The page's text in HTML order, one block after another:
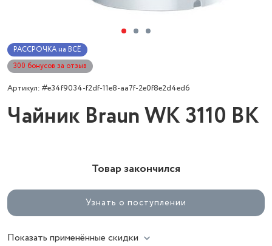
РАССРОЧКА на ВСЁ
300 бонусов за отзыв
Артикул: #e34f9034-f2df-11e8-aa7f-2e0f8e2d4ed6
Чайник Braun WK 3110 BK
Товар закончился
Узнать о поступлении
Показать применённые скидки